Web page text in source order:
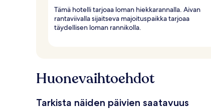
Tämä hotelli tarjoaa loman hiekkarannalla. Aivan
rantaviivalla sijaitseva majoituspaikka tarjoaa
täydellisen loman rannikolla.
Huonevaihtoehdot
Tarkista näiden päivien saatavuus